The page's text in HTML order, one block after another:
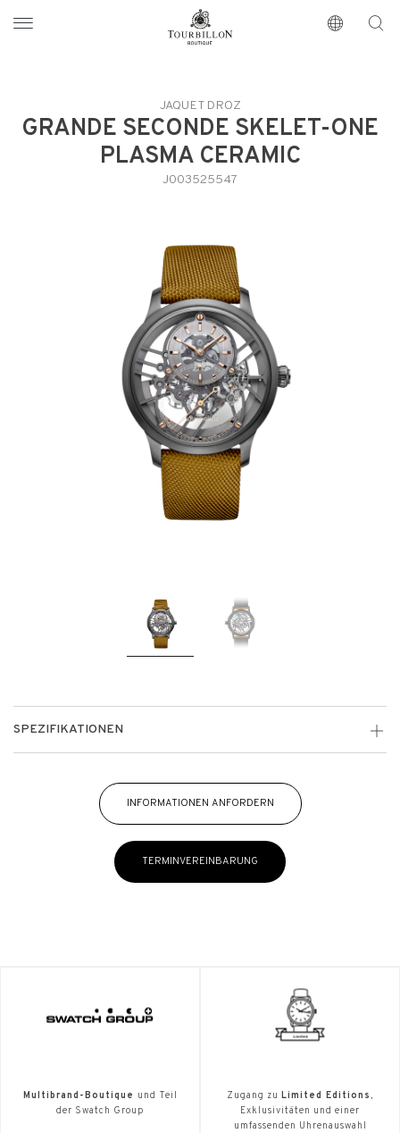
https://www.tourbillon.com/de
JAQUET DROZ
GRANDE SECONDE SKELET-ONE
PLASMA CERAMIC
J003525547
SPEZIFIKATIONEN
INFORMATIONEN ANFORDERN
TERMINVEREINBARUNG
Multibrand-Boutique
und Teil
der Swatch Group
Zugang zu Limited Editions,
Exklusivitäten und einer
umfassenden Uhrenauswahl